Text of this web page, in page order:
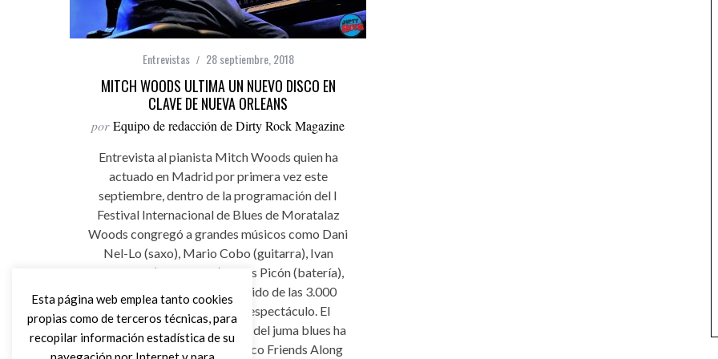
Entrevistas 28 septiembre, 2018
MITCH WOODS ULTIMA UN NUEVO DISCO EN
CLAVE DE NUEVA ORLEANS
por Equipo de redacción de Dirty Rock Magazine
Entrevista al pianista Mitch Woods quien ha
actuado en Madrid por primera vez este
septiembre, dentro de la programación del I
Festival Internacional de Blues de Moratalaz
Woods congregó a grandes músicos como Dani
Nel-Lo (saxo), Mario Cobo (guitarra), Ivan
Kovacevic (contrabajo) y Blas Picón (batería),
logrando un aplauso encendido de las 3.000
personas que asistieron al espectáculo. El
maestro del boogie-woogie y del juma blues ha
lanzado recientemente su disco Friends Along
Esta página web emplea tanto cookies
propias como de terceros técnicas, para
recopilar información estadística de su